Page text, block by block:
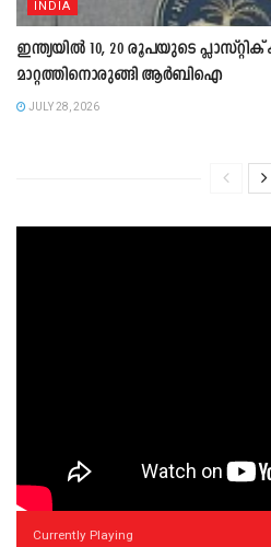
INDIA
ഇന്ത്യയിൽ 10, 20 രൂപയുടെ
മാറ്റത്തിനൊരുങ്ങി ആർബിഐ
JULY 28, 2026
Currently Playing